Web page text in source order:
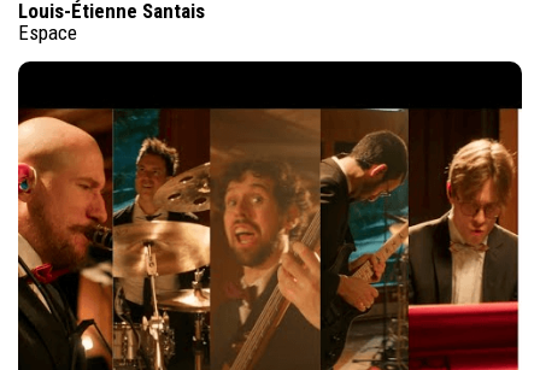
Louis-Étienne Santais
Espace